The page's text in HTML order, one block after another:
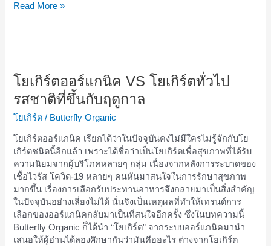
Read More »
โยเกิร์ตออร์แกนิค VS โยเกิร์ตทั่วไป
รสชาติที่ขึ้นกับฤดูกาล
โยเกิร์ต / Butterfly Organic
โยเกิร์ตออร์แกนิค เรียกได้ว่าในปัจจุบันคงไม่มีใครไม่รู้จักกับโย
เกิร์ตชนิดนี้อีกแล้ว เพราะได้ชื่อว่าเป็นโยเกิร์ตเพื่อสุขภาพที่ได้รับ
ความนิยมจากผู้บริโภคหลายๆ กลุ่ม เนื่องจากหลังการระบาดของ
เชื้อไวรัส โควิด-19 หลายๆ คนหันมาสนใจในการรักษาสุขภาพ
มากขึ้น เรื่องการเลือกรับประทานอาหารจึงกลายมาเป็นสิ่งสำคัญ
ในปัจจุบันอย่างเลี่ยงไม่ได้ นั่นจึงเป็นเหตุผลที่ทำให้เทรนด์การ
เลือกของออร์แกนิคกลับมาเป็นที่สนใจอีกครั้ง ซึ่งในบทความนี้
Butterfly Organic ก็ได้นำ “โยเกิร์ต” จากระบบออร์แกนิคมานำ
เสนอให้ผู้อ่านได้ลองศึกษากันว่ามันคืออะไร ต่างจากโยเกิร์ต
ตอ
แก
นิค
โย
เกิร์ต
ทั่วไป
รสชาติ
ที่
ขึ้น
กับ
ฤดูกาล